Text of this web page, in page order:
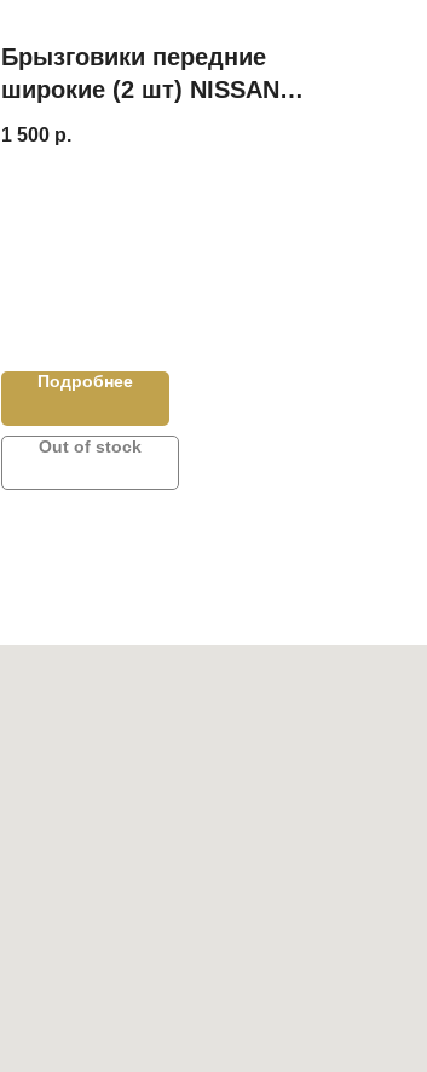
Брызговики передние
широкие (2 шт) NISSAN
Terrano 2014-
1 500 р.
Подробнее
Out of stock